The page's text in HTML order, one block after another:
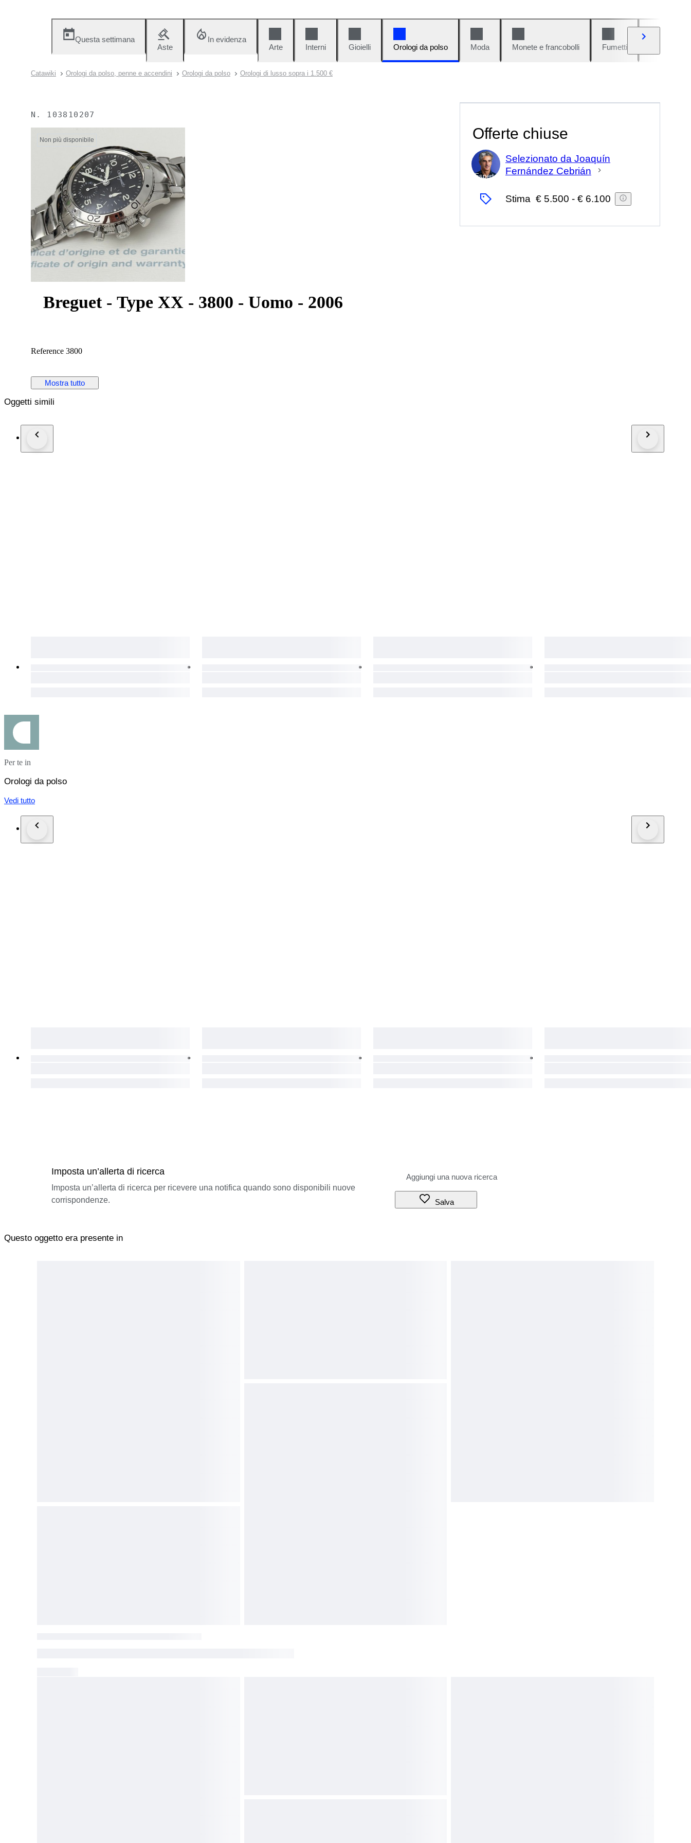
Questa settimana
Aste
In evidenza
Arte
Interni Gioielli Orologi da polso Moda Monete e francobolli Fumetti
Catawiki Orologi da polso, penne e accendini Orologi da polso Orologi di lusso sopra i 1.500 €
N. 103810207
Non più disponibile
Breguet - Type XX - 3800 - Uomo - 2006
Reference 3800
Mostra tutto
Offerte chiuse
Esperto
Selezionato da Joaquín
Fernández Cebrián
Stima € 5.500 - € 6.100
Oggetti simili
Per te in
Orologi da polso
Vedi tutto
Imposta un’allerta di ricerca
Imposta un’allerta di ricerca per ricevere una notifica quando sono disponibili nuove
corrispondenze.
Salva
Questo oggetto era presente in